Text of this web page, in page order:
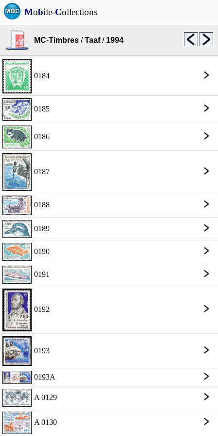
Mobile-Collections
MC-Timbres /Taaf/ 1994
0184
0185
0186
0187
0188
0189
0190
0191
0192
0193
0193A
A 0129
A 0130